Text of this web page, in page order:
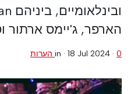
הארפר, ג'יימס ארתור
in · 18 Jul 2024 · 0 הערות